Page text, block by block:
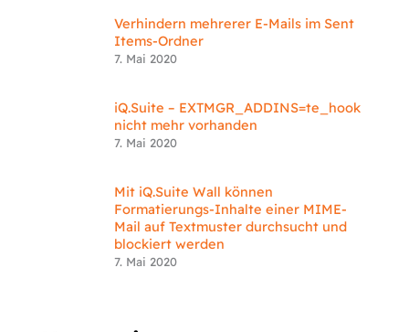
Verhindern mehrerer E-Mails im Sent
Items-Ordner
7. Mai 2020
iQ.Suite – EXTMGR_ADDINS=te_hook
nicht mehr vorhanden
7. Mai 2020
Mit iQ.Suite Wall können
Formatierungs-Inhalte einer MIME-
Mail auf Textmuster durchsucht und
blockiert werden
7. Mai 2020